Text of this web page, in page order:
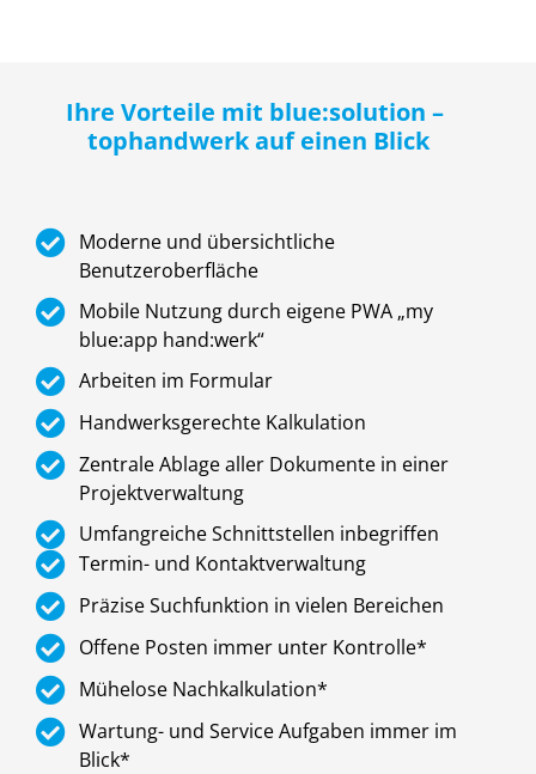
Ihre Vorteile mit blue:solution –
tophandwerk auf einen Blick
Moderne und übersichtliche
Benutzeroberfläche
Mobile Nutzung durch eigene PWA „my
blue:app hand:werk“
Arbeiten im Formular
Handwerksgerechte Kalkulation
Zentrale Ablage aller Dokumente in einer
Projektverwaltung
Umfangreiche Schnittstellen inbegriffen
Termin- und Kontaktverwaltung
Präzise Suchfunktion in vielen Bereichen
Offene Posten immer unter Kontrolle*
Mühelose Nachkalkulation*
Wartung- und Service Aufgaben immer im
Blick*